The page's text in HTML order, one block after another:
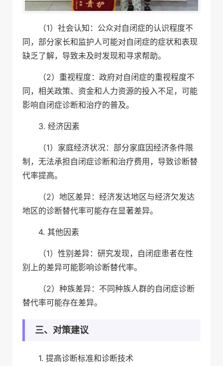
（1）社会认知：公众对自闭症的认识程度不
同，部分家长和监护人可能对自闭症的症状和表现
缺乏了解，导致未及时发现和寻求帮助。
（2）重视程度：政府对自闭症的重视程度不
同，相关政策、资金和人力资源的投入不足，可能
影响自闭症诊断和治疗的普及。
3. 经济因素
（1）家庭经济状况：部分家庭因经济条件限
制，无法承担自闭症诊断和治疗费用，导致诊断替
代率提高。
（2）地区差异：经济发达地区与经济欠发达
地区的诊断替代率可能存在显著差异。
4. 其他因素
（1）性别差异：研究发现，自闭症患者在性
别上的差异可能影响诊断替代率。
（2）种族差异：不同种族人群的自闭症诊断
替代率可能存在差异。
三、对策建议
1. 提高诊断标准和诊断技术